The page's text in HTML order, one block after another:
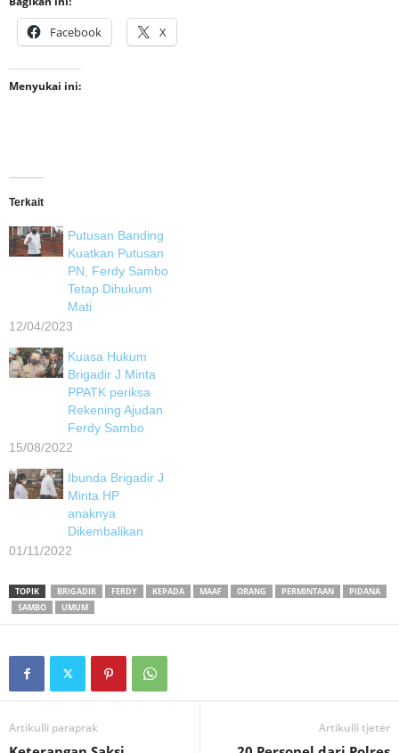
Facebook X
Menyukai ini:
Terkait
Putusan Banding
Kuatkan Putusan
PN, Ferdy Sambo
Tetap Dihukum
Mati
12/04/2023
Kuasa Hukum
Brigadir J Minta
PPATK periksa
Rekening Ajudan
Ferdy Sambo
15/08/2022
Ibunda Brigadir J
Minta HP
anaknya
Dikembalikan
01/11/2022
TOPIK BRIGADIR FERDY KEPADA MAAF ORANG PERMINTAAN
PIDANA
SAMBO
UMUM
Artikulli paraprak Artikulli tjetër